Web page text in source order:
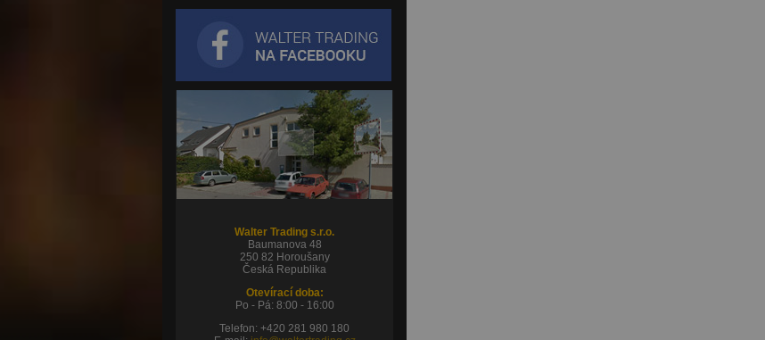
Walter Trading s.r.o.
Baumanova 48
250 82 Horoušany
Česká Republika
Otevírací doba:
Po - Pá: 8:00 - 16:00
Telefon: +420 281 980 180